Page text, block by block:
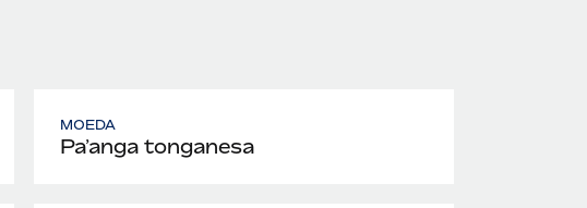
MOEDA
Paʻanga tonganesa